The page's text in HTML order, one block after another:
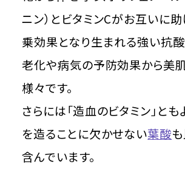
ニン）とビタミンCがお互いに
乗効果となり生まれる強い抗
老化や病気の予防効果から美
様々です。
さらには「造血のビタミン」と
を造ることに欠かせない葉酸
含んでいます。